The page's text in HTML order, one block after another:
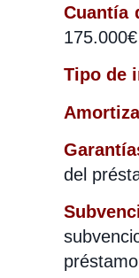
Cuantía
175.000€
Tipo de
del